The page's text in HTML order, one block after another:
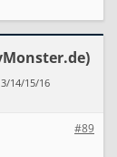
14/15/16
#89